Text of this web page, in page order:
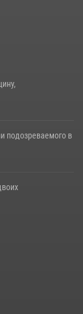
подозреваемого в